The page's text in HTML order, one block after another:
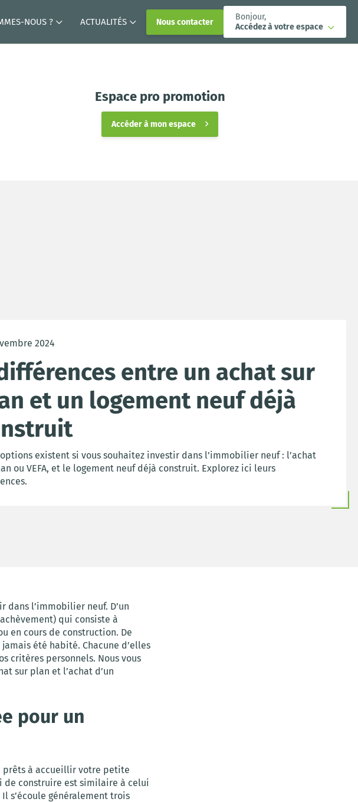
NOUS ? ACTUALITÉS Nous contacter
Bonjour,
Accédez à votre espace
Espace pro promotion
Accéder à mon espace
2024
entre un achat sur
et un logement neuf déjà
existent si vous souhaitez investir dans l’immobilier neuf : l’achat
ou VEFA, et le logement neuf déjà construit. Explorez ici leurs
dans l’immobilier neuf. D’un
qui consiste à
en cours de construction. De
été habité. Chacune d’elles
critères personnels. Nous vous
sur plan et l’achat d’un
pour un
prêts à accueillir votre petite
de construire est similaire à celui
s’écoule généralement trois